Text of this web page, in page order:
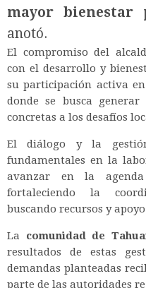
mayor bienestar
anotó.
El compromiso del
con el desarrollo y
su participación activa
donde se busca
concretas a los desafíos
El diálogo y la
fundamentales en la
avanzar en la
fortaleciendo la
buscando recursos y
La comunidad de
resultados de estas
demandas planteadas
parte de las autoridades